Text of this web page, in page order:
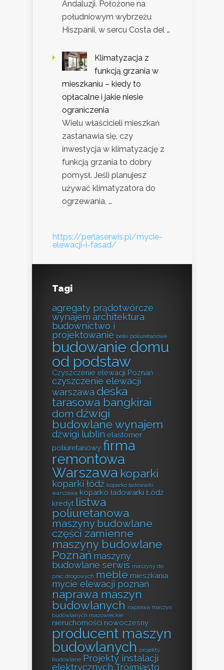
Andaluzji. Położone na
południowym wybrzeżu
Hiszpanii, w sercu Costa del …
Klimatyzacja z
funkcją grzania w
mieszkaniu – kiedy to
opłacalne i jakie niesie
ograniczenia
Wielu właścicieli mieszkań
zastanawia się, czy
inwestycja w klimatyzację z
funkcją grzania to dobry
pomysł. Jeśli planujesz
używać klimatyzatora do
ogrzewania, …
https://perlaserwis.pl/mycie-
elewacji-i-fasad/
Tagi
agregaty prądotwórcze
wynajem architektura
budownictwo i
projektowanie belki poliuretanowe
budowanie domu
od podstaw
Czyszczenie elewacji Poznań
czyszczenie elewacji
warszawa deska
tarasowa bangkirai
dom dźwigi
budowlane wynajem
dźwigi lublin elastomer
poliuretanowy firma
remontowa
Warszawa koparki
koparki łódź koparko ładowarki
warszawa koparko ładowarki Łódź
kredyt listwa
poliuretanowa
maszyny budowlane
części zamienne
maszyny budowlane
Poznań maszyny
budowlane serwis maszyny do
prac drogowych meble mieszkania
mycie elewacji poznań
naprawa maszyn
budowlanych naprawa maszyn
budowlanych mazowieckie
nieruchomości nowoczesny
producent maszyn
budowlanych projekty
budowlane Projekty instalacji
elektrycznych Trójmiasto